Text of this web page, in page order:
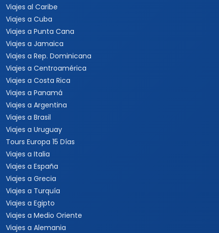
Viajes al Caribe
Viajes a Cuba
Viajes a Punta Cana
Viajes a Jamaica
Viajes a Rep. Dominicana
Viajes a Centroamérica
Viajes a Costa Rica
Viajes a Panamá
Viajes a Argentina
Viajes a Brasil
Viajes a Uruguay
Tours Europa 15 Días
Viajes a Italia
Viajes a España
Viajes a Grecia
Viajes a Turquía
Viajes a Egipto
Viajes a Medio Oriente
Viajes a Alemania